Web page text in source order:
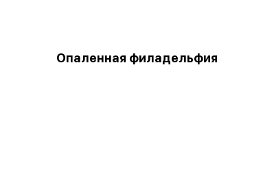
Опаленная филадельфия